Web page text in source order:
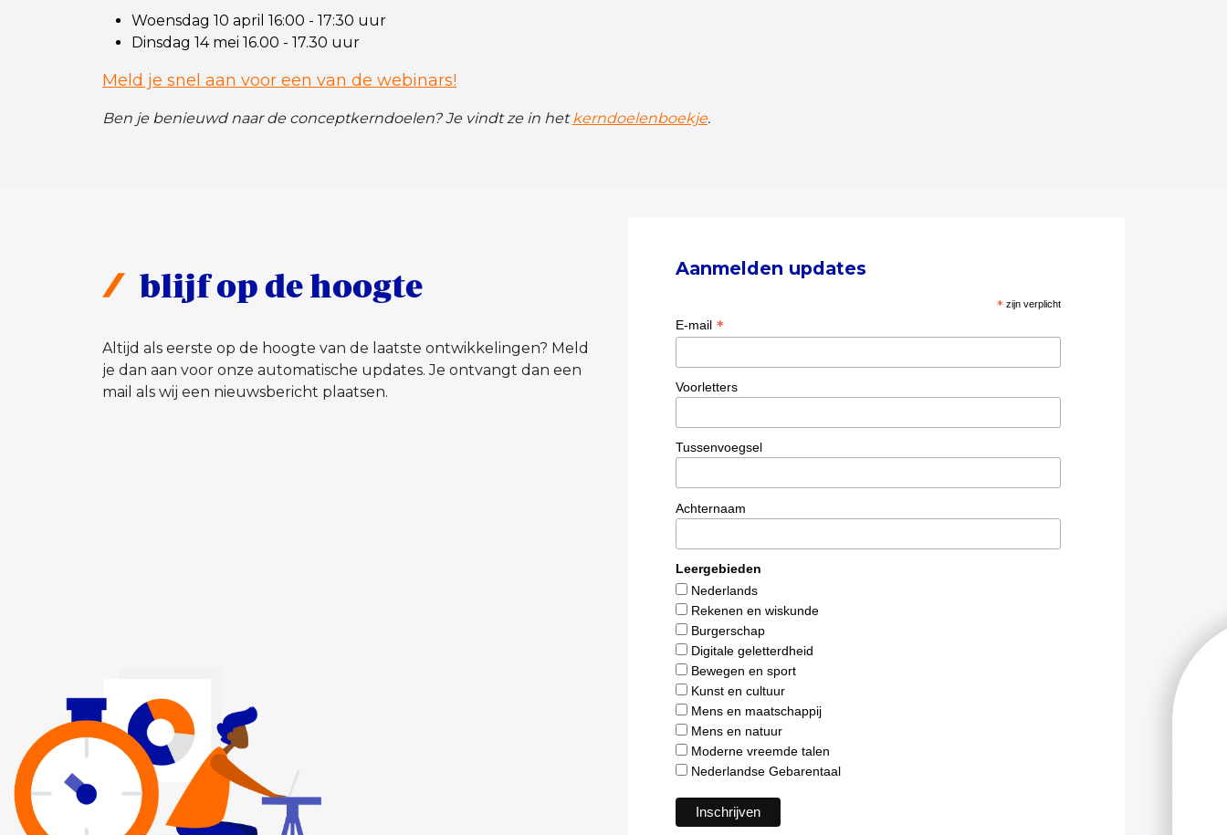
Woensdag 10 april 16:00 - 17:30 uur
Dinsdag 14 mei 16.00 - 17.30 uur
Meld je snel aan voor een van de webinars!
Ben je benieuwd naar de conceptkerndoelen? Je vindt ze in hetkerndoelenboekje.
blijf op de hoogte
Altijd als eerste op de hoogte van de laatste ontwikkelingen? Meld
je dan aan voor onze automatische updates. Je ontvangt dan een
mail als wij een nieuwsbericht plaatsen.
Aanmelden updates
* zijn verplicht
E-mail *
Voorletters
Tussenvoegsel
Achternaam
Leergebieden
Nederlands
Rekenen en wiskunde
Burgerschap
Digitale geletterdheid
Bewegen en sport
Kunst en cultuur
Mens en maatschappij
Mens en natuur
Moderne vreemde talen
Nederlandse Gebarentaal